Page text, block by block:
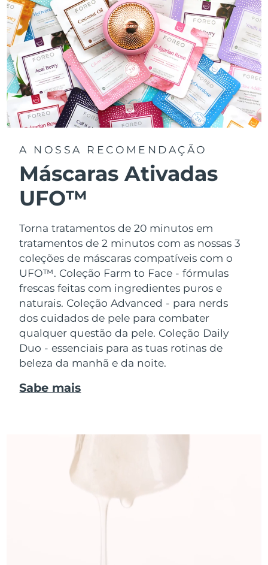
A NOSSA RECOMENDAÇÃO
Máscaras Ativadas
UFO™
Torna tratamentos de 20 minutos em
tratamentos de 2 minutos com as nossas 3
coleções de máscaras compatíveis com o
UFO™. Coleção Farm to Face - fórmulas
frescas feitas com ingredientes puros e
naturais. Coleção Advanced - para nerds
dos cuidados de pele para combater
qualquer questão da pele. Coleção Daily
Duo - essenciais para as tuas rotinas de
beleza da manhã e da noite.
Sabe mais